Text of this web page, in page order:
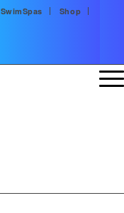
SwimSpas
Shop